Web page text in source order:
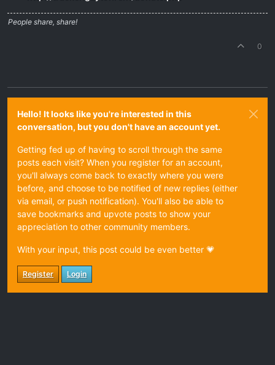
People share, share!
0
Hello! It looks like you're interested in this
conversation, but you don't have an account yet.
Getting fed up of having to scroll through the same
posts each visit? When you register for an account,
you'll always come back to exactly where you were
before, and choose to be notified of new replies (either
via email, or push notification). You'll also be able to
save bookmarks and upvote posts to show your
appreciation to other community members.
With your input, this post could be even better 💗
Register Login